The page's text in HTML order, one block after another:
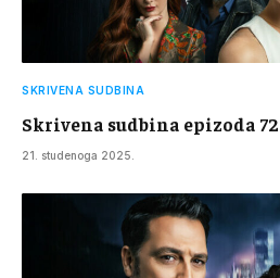
SKRIVENA SUDBINA
Skrivena sudbina epizoda 72
21. studenoga 2025.